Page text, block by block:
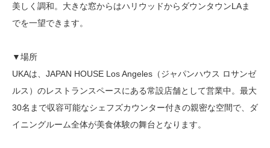
美しく調和。大きな窓からはハリウッドからダウンタウンLAま
でを一望できます。
▼場所
UKAは、JAPAN HOUSE Los Angeles（ジャパンハウス ロサンゼ
ルス）のレストランスペースにある常設店舗として営業中。最大
30名まで収容可能なシェフズカウンター付きの親密な空間で、ダ
イニングルーム全体が美食体験の舞台となります。